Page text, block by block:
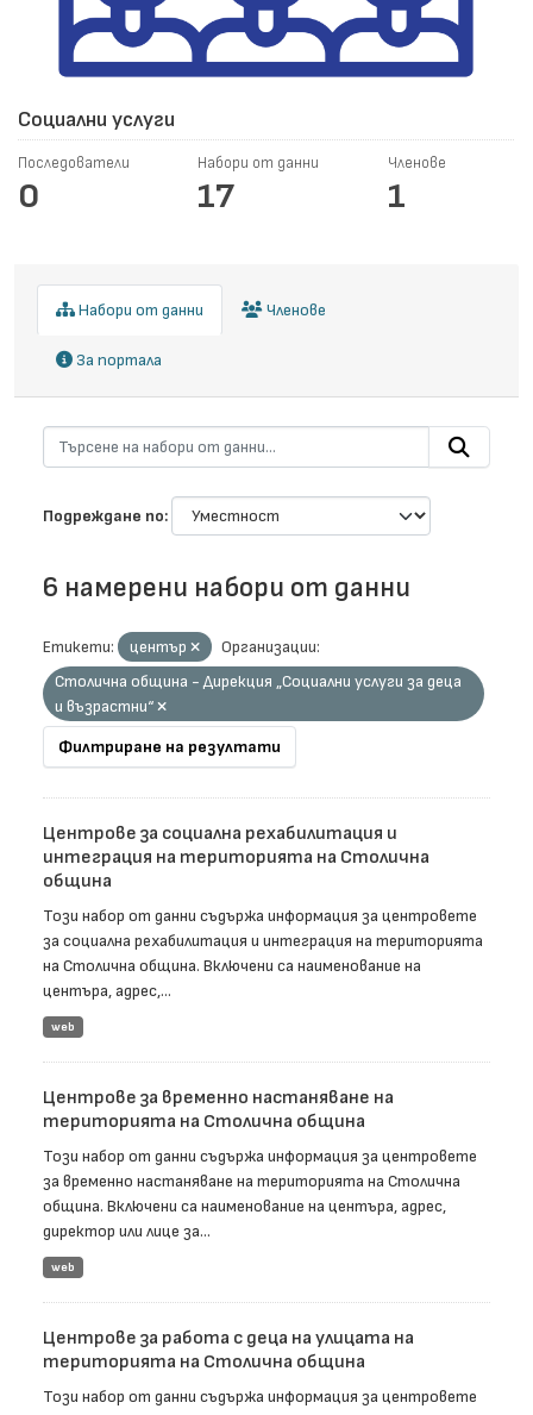
Социални услуги
Последователи
0
Набори от данни
17
Членове
1
Набори от данни Членове
За портала
Подреждане по
6 намерени набори от данни
Етикети: център
Организации:
Столична община - Дирекция „Социални услуги за деца
и възрастни“
Филтриране на резултати
Центрове за социална рехабилитация и
интеграция на територията на Столична
община
Този набор от данни съдържа информация за центровете
за социална рехабилитация и интеграция на територията
на Столична община. Включени са наименование на
центъра, адрес,...
web
Центрове за временно настаняване на
територията на Столична община
Този набор от данни съдържа информация за центровете
за временно настаняване на територията на Столична
община. Включени са наименование на центъра, адрес,
директор или лице за...
web
Центрове за работа с деца на улицата на
територията на Столична община
Този набор от данни съдържа информация за центровете